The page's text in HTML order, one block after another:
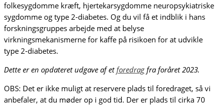
folkesygdomme kræft, hjertekarsygdomme neuropsykiatriske
sygdomme og type 2-diabetes. Og du vil få et indblik i hans
forskningsgruppes arbejde med at belyse
virkningsmekanismerne for kaffe på risikoen for at udvikle
type 2-diabetes.
Dette er en opdateret udgave af etforedrag fra foråret 2023.
OBS: Det er ikke muligt at reservere plads til foredraget, så vi
anbefaler, at du møder op i god tid. Der er plads til cirka 70